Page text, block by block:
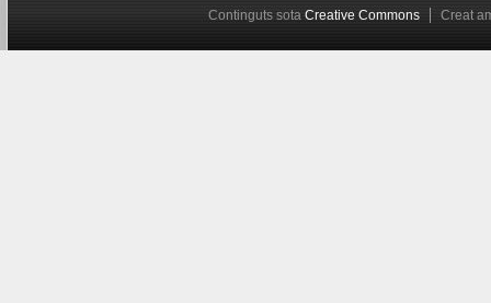
Continguts sota Creative Commons Creat